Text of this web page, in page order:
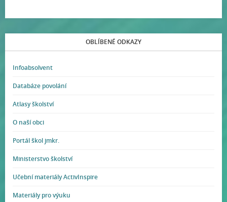
OBLÍBENÉ ODKAZY
Infoabsolvent
Databáze povolání
Atlasy školství
O naší obci
Portál škol jmkr.
Ministerstvo školství
Učební materiály ActivInspire
Materiály pro výuku